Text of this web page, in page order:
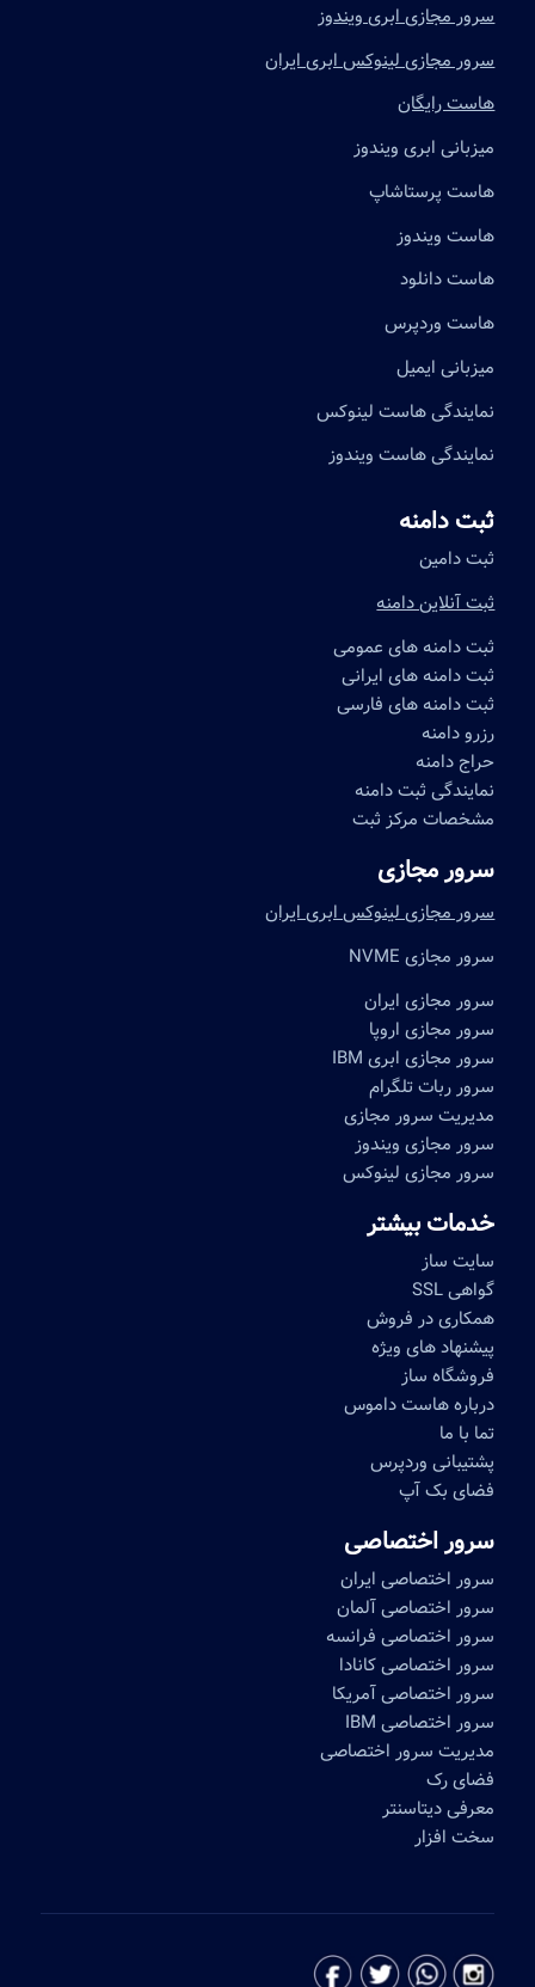
سرور مجازی ابری ویندوز
سرور مجازی لینوکس ابری ایران
هاست رایگان
میزبانی ابری ویندوز
هاست پرستاشاپ
هاست ویندوز
هاست دانلود
هاست وردپرس
میزبانی ایمیل
نمایندگی هاست لینوکس
نمایندگی هاست ویندوز
ثبت دامنه
ثبت دامین
ثبت آنلاین دامنه
ثبت دامنه های عمومی
ثبت دامنه های ایرانی
ثبت دامنه های فارسی
رزرو دامنه
حراج دامنه
نمایندگی ثبت دامنه
مشخصات مرکز ثبت
سرور مجازی
سرور مجازی لینوکس ابری ایران
سرور مجازی NVME
سرور مجازی ایران
سرور مجازی اروپا
سرور مجازی ابری IBM
سرور ربات تلگرام
مدیریت سرور مجازی
سرور مجازی ویندوز
سرور مجازی لینوکس
خدمات بیشتر
سایت ساز
گواهی SSL
همکاری در فروش
پیشنهاد های ویژه
فروشگاه ساز
درباره هاست داموس
تما با ما
پشتیبانی وردپرس
فضای بک آپ
سرور اختصاصی
سرور اختصاصی ایران
سرور اختصاصی آلمان
سرور اختصاصی فرانسه
سرور اختصاصی کانادا
سرور اختصاصی آمریکا
سرور اختصاصی IBM
مدیریت سرور اختصاصی
فضای رک
معرفی دیتاسنتر
سخت افزار